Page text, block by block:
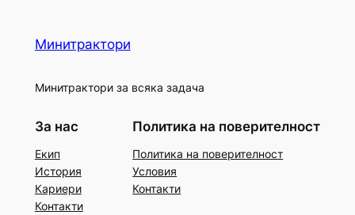
Минитрактори
Минитрактори за всяка задача
За нас
Екип
История
Кариери
Контакти
Политика на поверителност
Политика на поверителност
Условия
Контакти